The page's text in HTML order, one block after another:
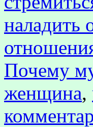
наладить
Почему
женщина,